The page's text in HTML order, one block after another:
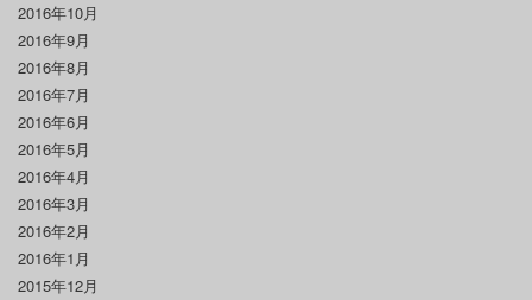
2016年10月
2016年9月
2016年8月
2016年7月
2016年6月
2016年5月
2016年4月
2016年3月
2016年2月
2016年1月
2015年12月